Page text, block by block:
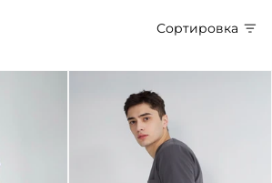
Сортировка